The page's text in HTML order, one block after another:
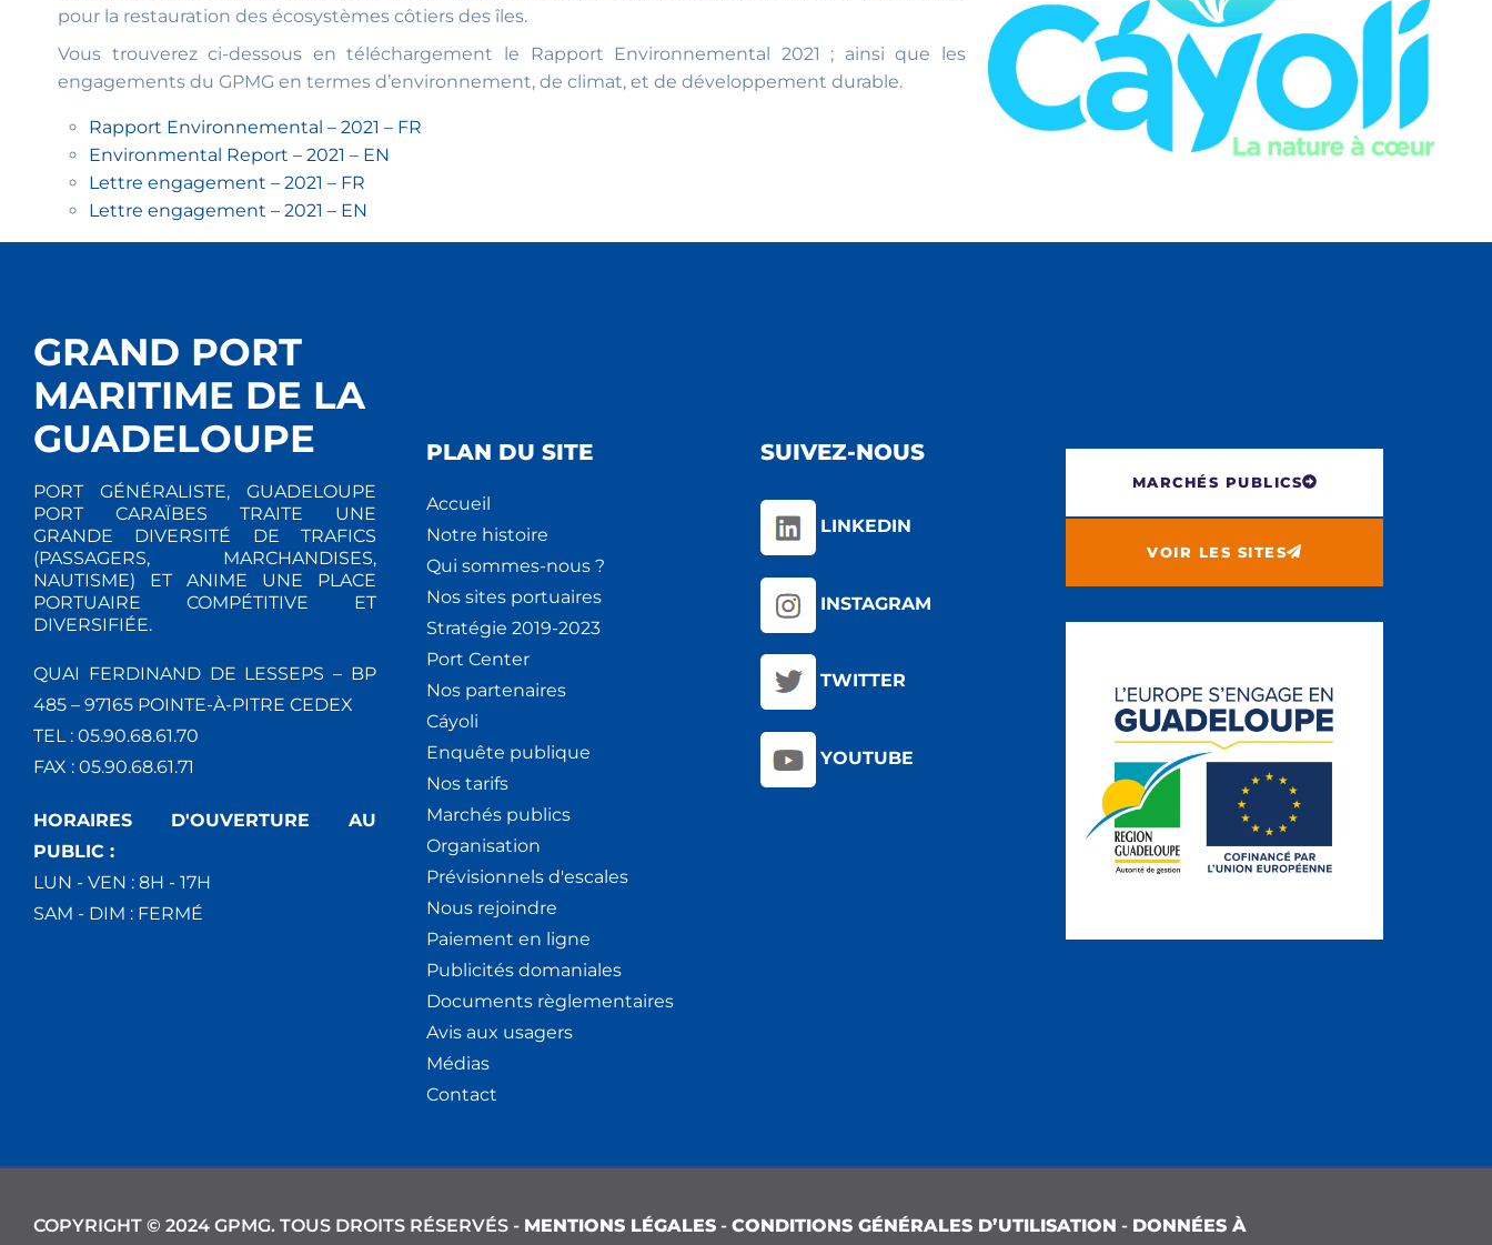
pour la restauration des écosystèmes côtiers des îles.
Vous trouverez ci-dessous en téléchargement le Rapport Environnemental 2021 ; ainsi que les
engagements du GPMG en termes d’environnement, de climat, et de développement durable.
Rapport Environnemental – 2021 – FR
Environmental Report – 2021 – EN
Lettre engagement – 2021 – FR
Lettre engagement – 2021 – EN
GRAND PORT
MARITIME DE LA
GUADELOUPE
PORT GÉNÉRALISTE, GUADELOUPE
PORT CARAÏBES TRAITE UNE
GRANDE DIVERSITÉ DE TRAFICS
(PASSAGERS, MARCHANDISES,
NAUTISME) ET ANIME UNE PLACE
PORTUAIRE COMPÉTITIVE ET
DIVERSIFIÉE.
QUAI FERDINAND DE LESSEPS – BP
485 – 97165 POINTE-À-PITRE CEDEX
TEL : 05.90.68.61.70
FAX : 05.90.68.61.71
HORAIRES D'OUVERTURE AU
PUBLIC :
LUN - VEN : 8H - 17H
SAM - DIM : FERMÉ
PLAN DU SITE
Accueil
Notre histoire
Qui sommes-nous ?
Nos sites portuaires
Stratégie 2019-2023
Port Center
Nos partenaires
Cáyoli
Enquête publique
Nos tarifs
Marchés publics
Organisation
Prévisionnels d'escales
Nous rejoindre
Paiement en ligne
Publicités domaniales
Documents règlementaires
Avis aux usagers
Médias
Contact
SUIVEZ-NOUS
LINKEDIN
INSTAGRAM
TWITTER
YOUTUBE
MARCHÉS PUBLICS
VOIR LES SITES
COPYRIGHT © 2024 GPMG. TOUS DROITS RÉSERVÉS - MENTIONS LÉGALES - CONDITIONS GÉNÉRALES D’UTILISATION - DONNÉES À